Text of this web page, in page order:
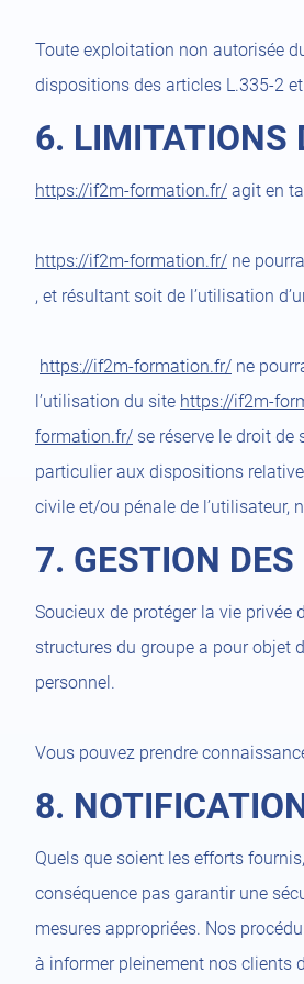
Toute exploitation non autorisée
dispositions des articles L.335-2
6. LIMITATIONS
https://if2m-formation.fr/ agit en
https://if2m-formation.fr/ ne
, et résultant soit de l’utilisation
https://if2m-formation.fr/ ne
l’utilisation du site https://if2m-
formation.fr/ se réserve le droit
particulier aux dispositions
civile et/ou pénale de l’utilisateur,
7. GESTION
Soucieux de protéger la vie privée
structures du groupe a pour objet
personnel.
Vous pouvez prendre
8.
Quels que soient les efforts
conséquence pas garantir une
mesures appropriées. Nos
à informer pleinement nos clients